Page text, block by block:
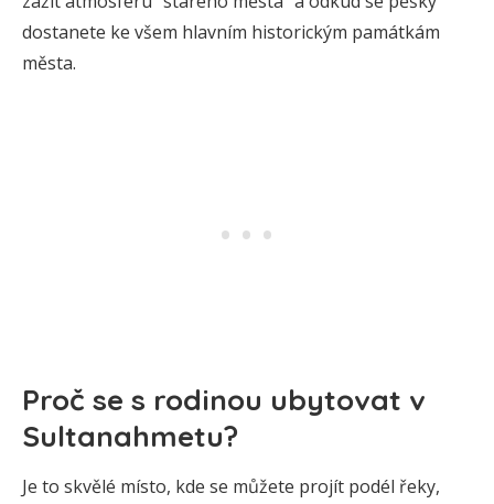
dostanete ke všem hlavním historickým památkám
města.
Proč se s rodinou ubytovat v
Sultanahmetu?
Je to skvělé místo, kde se můžete projít podél řeky,